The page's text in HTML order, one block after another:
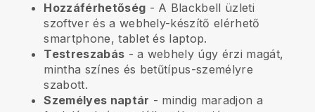
Hozzáférhetőség - A Blackbell üzleti
szoftver és a webhely-készítő elérhető
smartphone, tablet és laptop.
Testreszabás - a webhely úgy érzi magát,
mintha színes és betűtípus-személyre
szabott.
Személyes naptár - mindig maradjon a